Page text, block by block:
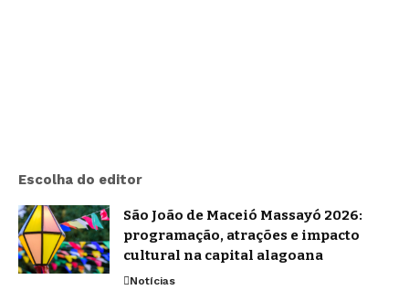
Escolha do editor
São João de Maceió Massayó 2026:
programação, atrações e impacto
cultural na capital alagoana
Notícias